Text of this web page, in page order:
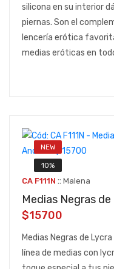
silicona en su interior
piernas. Son el
lencería erótica
medias eróticas en
NEW
10%
CA F111N :: Malena
Medias Negras
$15700
Medias Negras de
línea de medias con